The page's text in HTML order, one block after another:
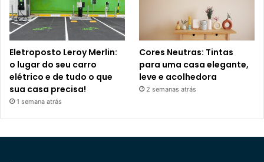
Eletroposto Leroy Merlin:
o lugar do seu carro
elétrico e de tudo o que
sua casa precisa!
1 semana atrás
Cores Neutras: Tintas
para uma casa elegante,
leve e acolhedora
2 semanas atrás